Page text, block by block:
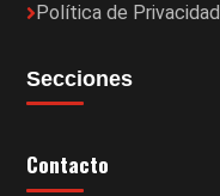
Política de Privacidad
Secciones
Contacto